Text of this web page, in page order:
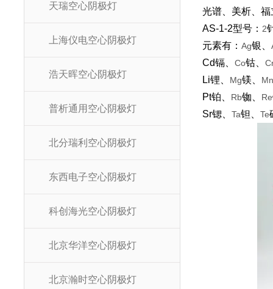
天瑞空心阴极灯
上海仪电空心阴极灯
浩天晖空心阴极灯
普析通用空心阴极灯
北分瑞利空心阴极灯
东西电子空心阴极灯
科创海光空心阴极灯
北京华洋空心阴极灯
北京瀚时空心阴极灯
光谱、美析、
AS-1-2型号： 2
元素有：Ag银、
Cd镉、Co钴、
Li锂、 Mg镁、
Pt铂、 Rb铷、 Re
Sr锶、Ta钽、Te